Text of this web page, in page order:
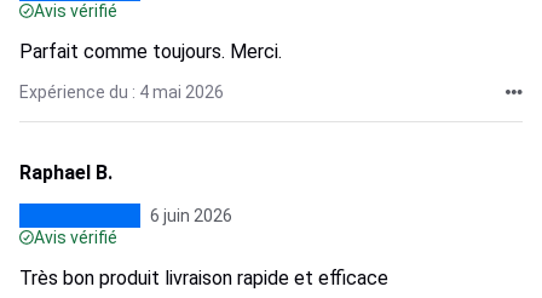
Avis vérifié
Parfait comme toujours. Merci.
Expérience du : 4 mai 2026
Raphael B.
6 juin 2026
Avis vérifié
Très bon produit livraison rapide et efficace